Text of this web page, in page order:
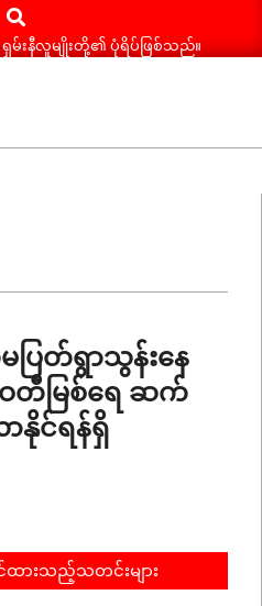
Search
းနီလူမျိုးတို့၏ ပုံရိပ်ဖြစ်သည်။
ပြတ်ရွာသွန်းနေ
ဝတီမြစ်ရေ ဆက်
င်ရန်ရှိ
ားသည့်သတင်းများ